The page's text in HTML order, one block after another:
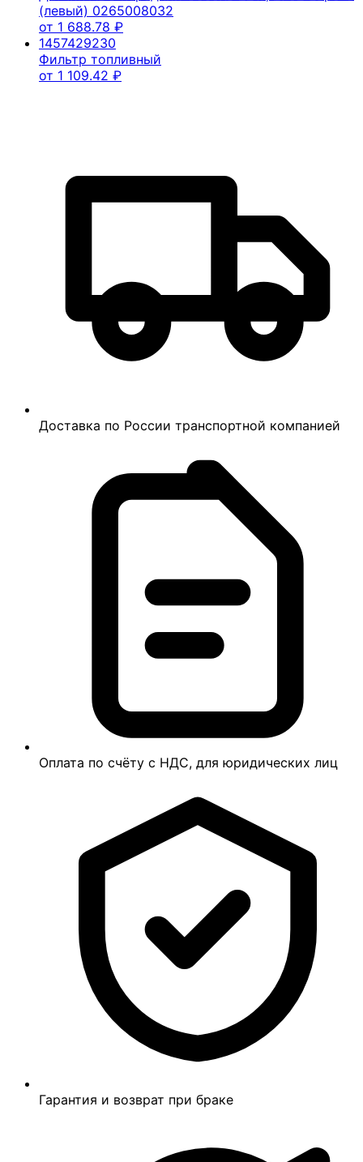
(левый) 0265008032
от 1 688.78 ₽
1457429230
Фильтр топливный
от 1 109.42 ₽
Доставка по России транспортной компанией
Оплата по счёту с НДС, для юридических лиц
Гарантия и возврат при браке